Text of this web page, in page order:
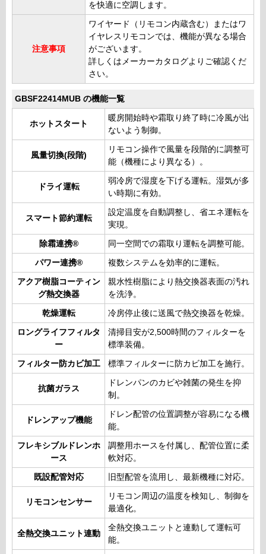
を快適に空調します。
注意事項
ワイヤード（リモコン内蔵含む）またはワ
イヤレスリモコンでは、機能が異なる場合
がございます。
詳しくはメーカーカタログよりご確認くだ
さい。
GBSF22414MUB の機能一覧
ホットスタート
暖房開始時や霜取り終了時に冷風が出
ないよう制御。
風量切換(段階)
リモコン操作で風量を段階的に調整可
能（機種により異なる）。
ドライ運転
弱冷房で湿度を下げる運転。湿気が多
い時期に有効。
スマート節約運転
設定温度を自動調整し、省エネ運転を
実現。
除霜連携® 同一空間での霜取り運転を調整可能。
パワー連携® 複数システムを効率的に運転。
アクア樹脂コーティン
グ熱交換器
親水性樹脂により熱交換器表面の汚れ
を洗浄。
乾燥運転 冷房停止後に送風で熱交換器を乾燥。
ロングライフフィルタ
ー
清掃目安が2,500時間のフィルターを
標準装備。
フィルター防カビ加工 標準フィルターに防カビ加工を施行。
抗菌ガラス
ドレンパンのカビや雑菌の発生を抑
制。
ドレンアップ機能
ドレン配管の位置調整が容易になる機
能。
フレキシブルドレンホ
ース
調整用ホースを付属し、配管位置に柔
軟対応。
既設配管対応 旧型配管を流用し、最新機種に対応。
リモコンセンサー
リモコン周辺の温度を検知し、制御を
最適化。
全熱交換ユニット連動
全熱交換ユニットと連動して運転可
能。